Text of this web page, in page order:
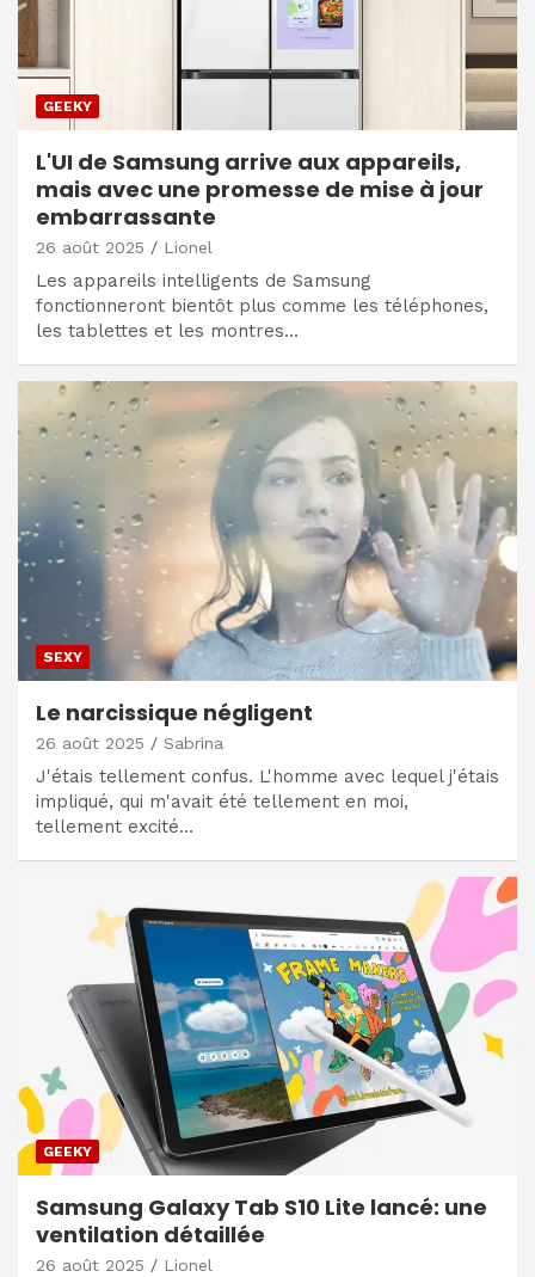
GEEKY
L'UI de Samsung arrive aux appareils,
mais avec une promesse de mise à jour
embarrassante
26 août 2025 Lionel
Les appareils intelligents de Samsung
fonctionneront bientôt plus comme les téléphones,
les tablettes et les montres…
SEXY
Le narcissique négligent
26 août 2025 Sabrina
J'étais tellement confus. L'homme avec lequel j'étais
impliqué, qui m'avait été tellement en moi,
tellement excité…
GEEKY
Samsung Galaxy Tab S10 Lite lancé: une
ventilation détaillée
26 août 2025 Lionel